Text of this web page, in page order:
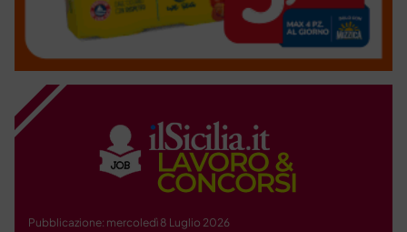
Pubblicazione: mercoledì 8 Luglio 2026